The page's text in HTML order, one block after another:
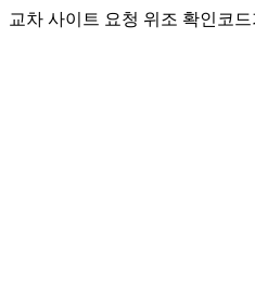
교차 사이트 요청 위조 확인코